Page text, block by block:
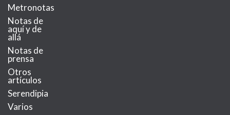
Metronotas
Notas de
aquí y de
allá
Notas de
prensa
Otros
artículos
Serendipia
Varios